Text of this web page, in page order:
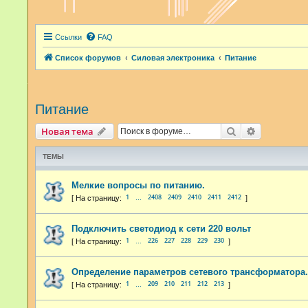
Ссылки FAQ
Список форумов Силовая электроника Питание
Питание
Новая тема Поиск
ТЕМЫ
Мелкие вопросы по питанию.
1 2408 2409 2410 2411 2412
Подключить светодиод к сети 220 вольт
1 226 227 228 229 230
Определение параметров сетевого трансформатора.
1 209 210 211 212 213